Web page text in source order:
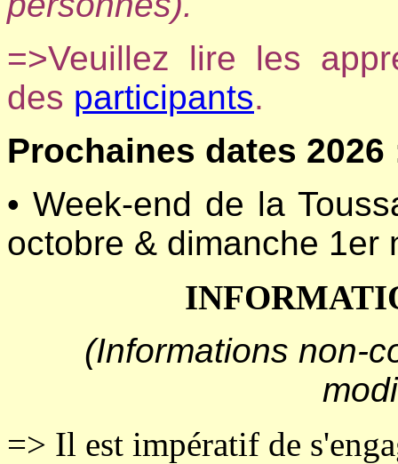
=>Veuillez lire les
des participants.
Prochaines dates 2026
• Week-end de la
octobre & dimanche 1er
(Informations non-
=> Il est impératif de